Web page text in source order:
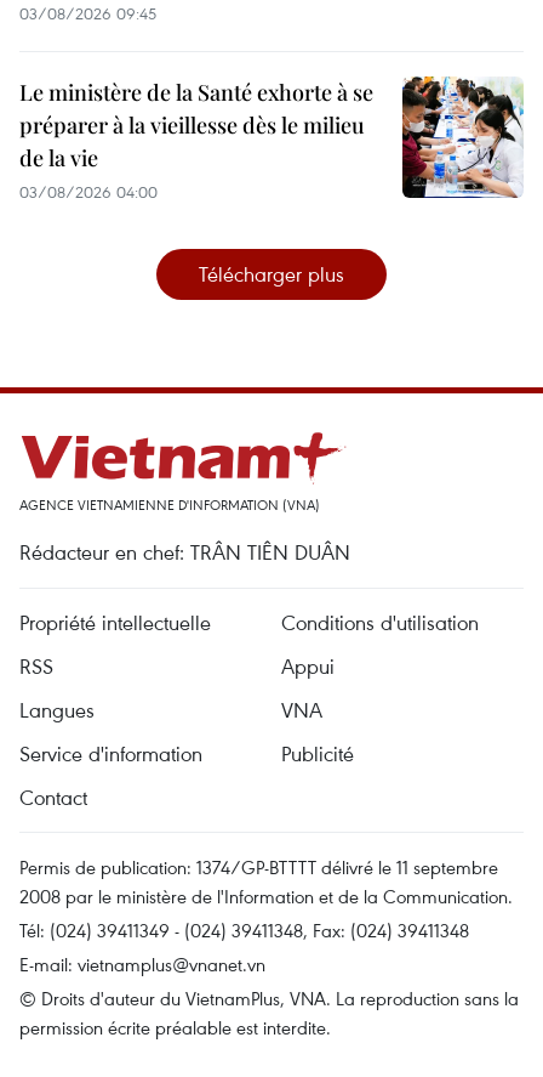
03/08/2026 09:45
Le ministère de la Santé exhorte à se
préparer à la vieillesse dès le milieu
de la vie
03/08/2026 04:00
Télécharger plus
AGENCE VIETNAMIENNE D'INFORMATION (VNA)
Rédacteur en chef: TRÂN TIÊN DUÂN
Propriété intellectuelle
Conditions d'utilisation
RSS
Appui
Langues
VNA
Service d'information
Publicité
Contact
Permis de publication: 1374/GP-BTTTT délivré le 11 septembre
2008 par le ministère de l'Information et de la Communication.
Tél: (024) 39411349 - (024) 39411348, Fax: (024) 39411348
E-mail: vietnamplus@vnanet.vn
© Droits d'auteur du VietnamPlus, VNA. La reproduction sans la
permission écrite préalable est interdite.